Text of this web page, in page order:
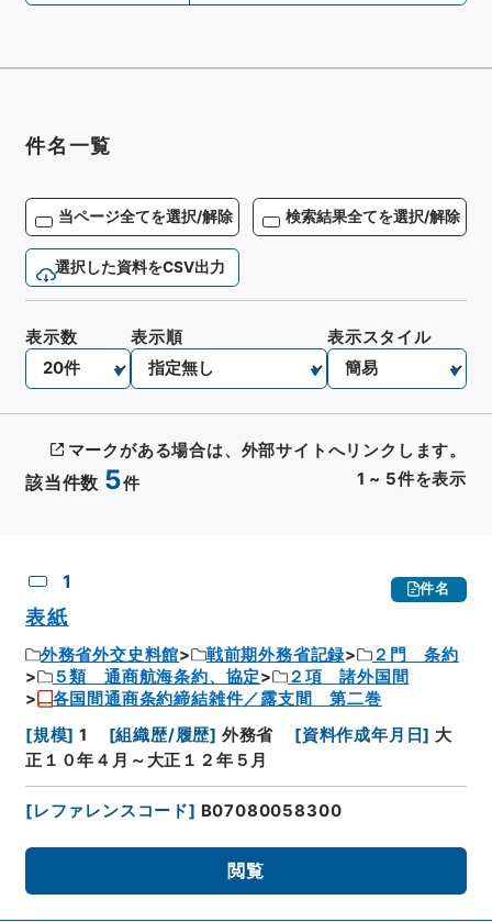
件名一覧
当ページ全てを選択/解除 検索結果全てを選択/解除
選択した資料をCSV出力
該当件数 5件 1 ~ 5件を表示
表示数 表示順 表示スタイル
マークがある場合は、外部サイトへリンクします。
1 件名
表紙
外務省外交史料館 戦前期外務省記録
２門 条約
５類 通商航海条約、協定
２項 諸外国間
各国間通商条約締結雑件／露支間 第二巻
[規模] 1 [組織歴/履歴] 外務省 [資料作成年月日] 大
正１０年４月～大正１２年５月
[レファレンスコード] B07080058300
閲覧